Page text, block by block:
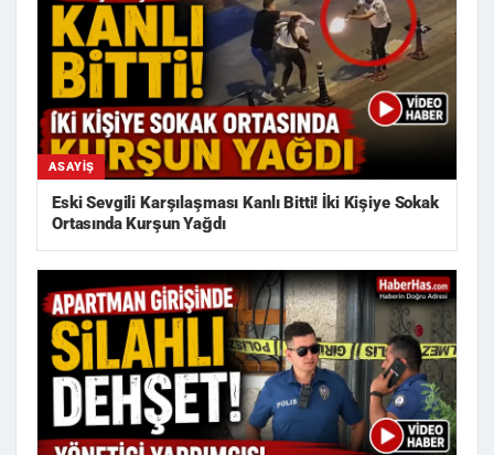
ASAYIŞ
Eski Sevgili Karşılaşması Kanlı Bitti! İki Kişiye Sokak
Ortasında Kurşun Yağdı